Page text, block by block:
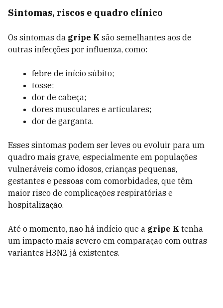
Sintomas, riscos e quadro clínico
Os sintomas da gripe K são semelhantes aos de
outras infecções por influenza, como:
febre de início súbito;
tosse;
dor de cabeça;
dores musculares e articulares;
dor de garganta.
Esses sintomas podem ser leves ou evoluir para um
quadro mais grave, especialmente em populações
vulneráveis como idosos, crianças pequenas,
gestantes e pessoas com comorbidades, que têm
maior risco de complicações respiratórias e
hospitalização.
Até o momento, não há indício que a gripe K tenha
um impacto mais severo em comparação com outras
variantes H3N2 já existentes.